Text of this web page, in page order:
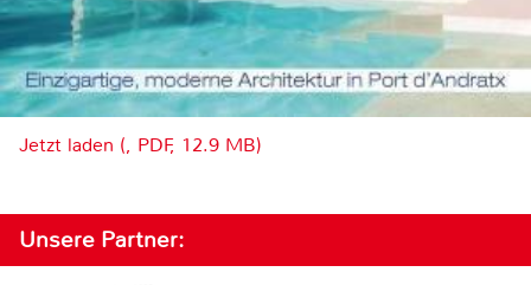
Jetzt laden (, PDF, 12.9 MB)
Unsere Partner: